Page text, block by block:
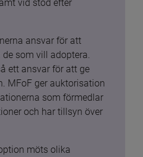
vid stöd efter
ansvar för att
som vill adoptera.
ett ansvar för att ge
MFoF ger auktorisation
som förmedlar
och har tillsyn över
möts olika